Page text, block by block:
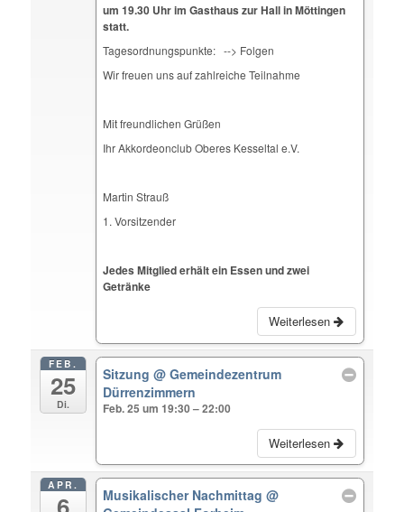
um 19.30 Uhr im Gasthaus zur Hall in Möttingen
statt.
Tagesordnungspunkte: --> Folgen
Wir freuen uns auf zahlreiche Teilnahme
Mit freundlichen Grüßen
Ihr Akkordeonclub Oberes Kesseltal e.V.
Martin Strauß
1. Vorsitzender
Jedes Mitglied erhält ein Essen und zwei
Getränke
Weiterlesen
FEB.
25
Di.
Sitzung@ Gemeindezentrum
Dürrenzimmern
Feb. 25 um 19:30 – 22:00
Weiterlesen
APR.
Musikalischer Nachmittag@